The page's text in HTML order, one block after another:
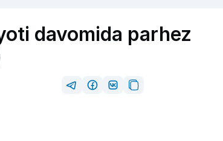
davomida parhez